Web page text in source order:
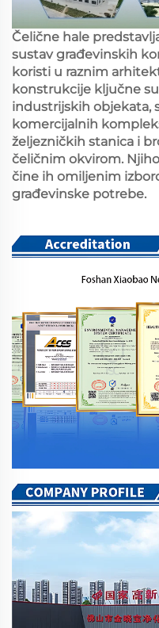
Čelične hale
sustav građevinskih
koristi u raznim
konstrukcije ključne
industrijskih objekata,
komercijalnih
željezničkih stanica i
čeličnim okvirom.
čine ih omiljenim
građevinske potrebe.